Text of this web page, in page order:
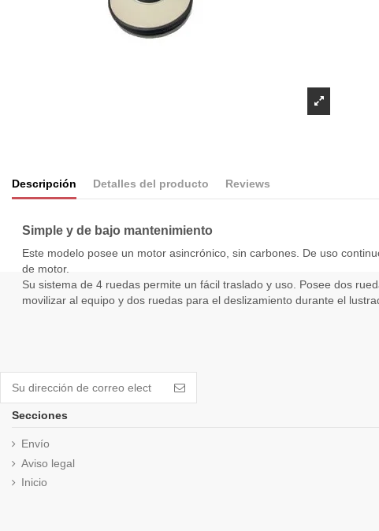
Descripción Detalles del producto Reviews
Simple y de bajo mantenimiento
Este modelo posee un motor asincrónico, sin carbones. De uso
de motor.
Su sistema de 4 ruedas permite un fácil traslado y uso. Posee dos
movilizar al equipo y dos ruedas para el deslizamiento durante el
Secciones
Envío
Aviso legal
Inicio